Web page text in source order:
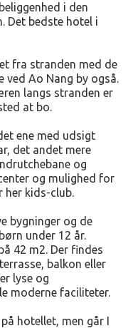
i den
Det bedste hotel i
fra stranden med de
ved Ao Nang by også.
langs stranden er
at bo.
ene med udsigt
det andet mere
og
og mulighed for
her kids-club.
bygninger og de
under 12 år.
42 m2. Der findes
balkon eller
lyse og
moderne faciliteter.
hotellet, men går I